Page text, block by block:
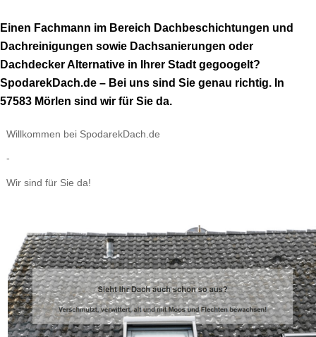
Einen Fachmann im Bereich Dachbeschichtungen und
Dachreinigungen sowie Dachsanierungen oder
Dachdecker Alternative in Ihrer Stadt gegoogelt?
SpodarekDach.de – Bei uns sind Sie genau richtig. In
57583 Mörlen sind wir für Sie da.
Willkommen bei SpodarekDach.de
-
Wir sind für Sie da!